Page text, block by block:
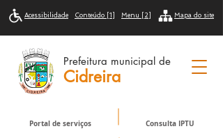
Portal de serviços Consulta IPTU
Acessibilidade Conteúdo [1] Menu [2] Mapa do site
Prefeitura municipal de
Cidreira